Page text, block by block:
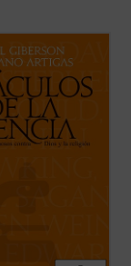
de nuestra
del mundo y
en el futuro. Para
a la religión, y los
los desafíos
Sin embargo,
ficha)